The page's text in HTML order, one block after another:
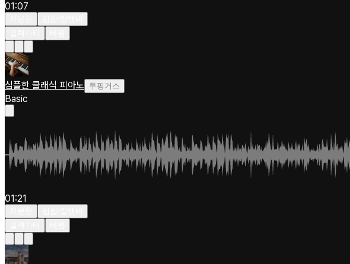
01:07
심플한 클래식 피아노 투핑거스
Basic
01:21